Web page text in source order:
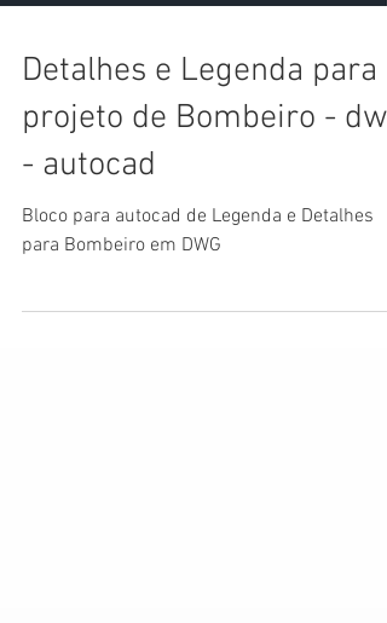
Detalhes e Legenda para
projeto de Bombeiro - dwg
- autocad
para Bombeiro em DWG